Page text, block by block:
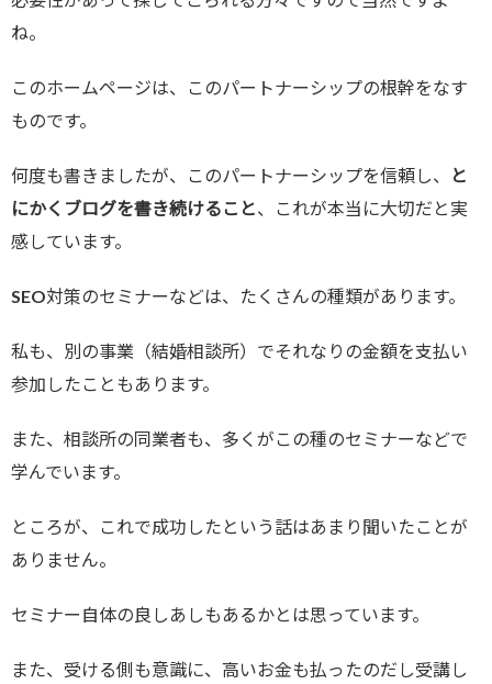
ね。
このホームページは、このパートナーシップの根幹をなす
ものです。
何度も書きましたが、このパートナーシップを信頼し、
と
にかくブログを書き続けること、これが本当に大切だと実
感しています。
SEO対策のセミナーなどは、たくさんの種類があります。
私も、別の事業（結婚相談所）でそれなりの金額を支払い
参加したこともあります。
また、相談所の同業者も、多くがこの種のセミナーなどで
学んでいます。
ところが、これで成功したという話はあまり聞いたことが
ありません。
セミナー自体の良しあしもあるかとは思っています。
また、受ける側も意識に、高いお金も払ったのだし受講し